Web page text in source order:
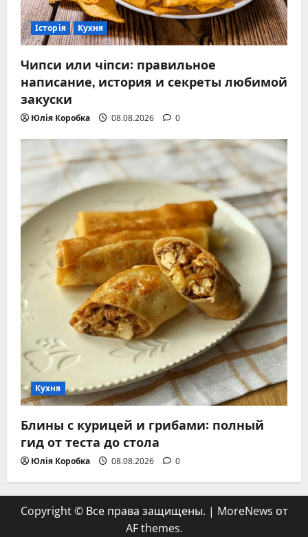
Історія Кухня
Чипси или чіпси: правильное
написание, история и секреты любимой
закуски
Юлія Коробка 08.08.2026 0
Кухня
Блины с курицей и грибами: полный
гид от теста до стола
Юлія Коробка 08.08.2026 0
Copyright © Все права защищены. | MoreNews от
AF themes.